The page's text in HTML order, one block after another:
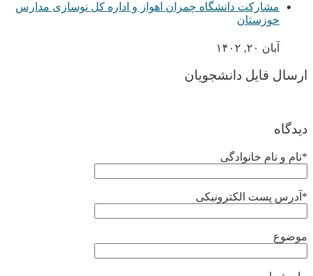
مشارکت دانشگاه چمران اهواز و اداره کل نوسازی مدارس
خوزستان
آبان ۲۰, ۱۴۰۲
ارسال فایل دانشجویان
دیدگاه
*نام و نام خانوادگی
*آدرس پست الکترونیکی
موضوع